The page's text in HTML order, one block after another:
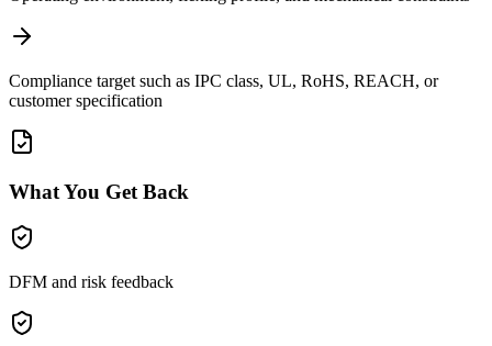
Compliance target such as IPC class, UL, RoHS, REACH, or
customer specification
What You Get Back
DFM and risk feedback